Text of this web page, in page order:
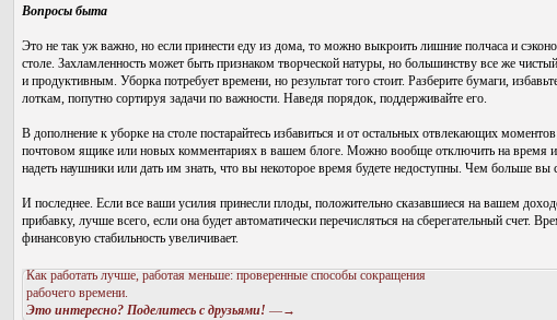
Вопросы быта
Это не так уж важно, но если принести еду из дома, то можно выкроить лишние полчаса и
столе. Захламленность может быть признаком творческой натуры, но большинству все же
и продуктивным. Уборка потребует времени, но результат того стоит. Разберите бумаги,
лоткам, попутно сортируя задачи по важности. Наведя порядок, поддерживайте его.
В дополнение к уборке на столе постарайтесь избавиться и от остальных отвлекающих
почтовом ящике или новых комментариях в вашем блоге. Можно вообще отключить на время
надеть наушники или дать им знать, что вы некоторое время будете недоступны. Чем больше вы
И последнее. Если все ваши усилия принесли плоды, положительно сказавшиеся на вашем
прибавку, лучше всего, если она будет автоматически перечисляться на сберегательный счет.
финансовую стабильность увеличивает.
Как работать лучше, работая меньше: проверенные способы сокращения
рабочего времени.
Это интересно? Поделитесь с друзьями! —→